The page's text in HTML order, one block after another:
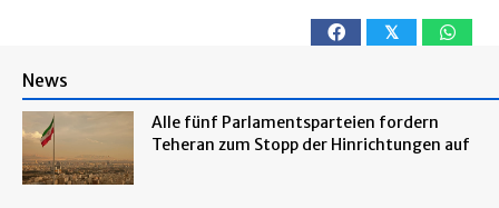
𝕏
News
Alle fünf Parlamentsparteien fordern
Teheran zum Stopp der Hinrichtungen auf